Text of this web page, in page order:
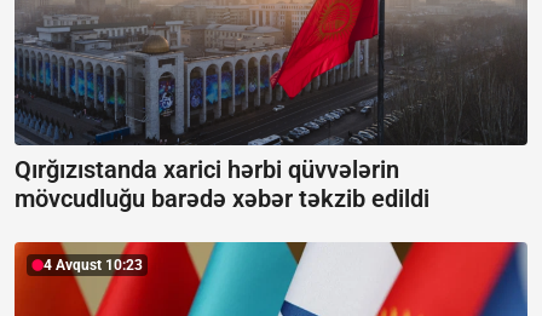
Qırğızıstanda xarici hərbi qüvvələrin
mövcudluğu barədə xəbər təkzib edildi
4 Avqust 10:23